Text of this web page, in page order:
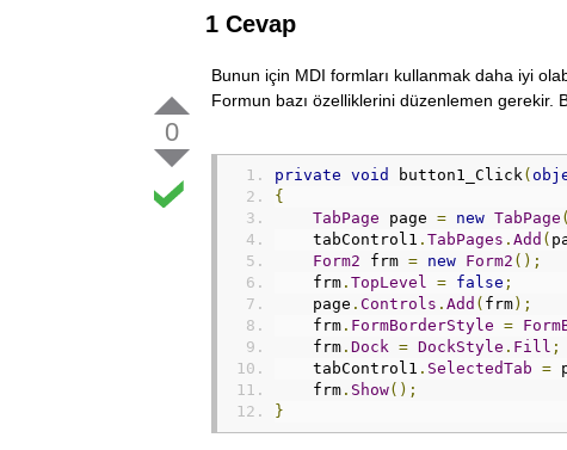
1 Cevap
0
Bunun için MDI formları kullanmak daha iyi
Formun bazı özelliklerini düzenlemen gerekir.
private void button1_Click(
{
TabPage page = new TabPage (
    tabControl1
. TabPages . Add (
Form2 frm = new Form2 ();
    frm
. TopLevel = false ;
    page
. Controls . Add ( frm);
    frm
. FormBorderStyle =
    frm
. Dock = DockStyle . Fill ;
    tabControl1
. SelectedTab =
    frm
. Show();
}